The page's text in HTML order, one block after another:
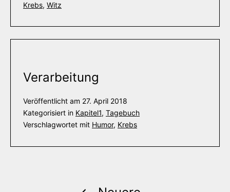
Krebs, Witz
Verarbeitung
Veröffentlicht am 27. April 2018
Kategorisiert in Kapitel1, Tagebuch
Verschlagwortet mit Humor, Krebs